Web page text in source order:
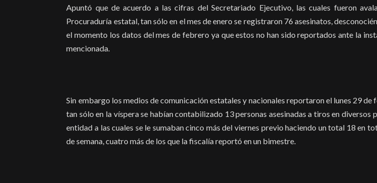
Apuntó que de acuerdo a las cifras del Secretariado Ejecutivo, las cuales fueron
Procuraduría estatal, tan sólo en el mes de enero se registraron 76 asesinatos,
el momento los datos del mes de febrero ya que estos no han sido reportados ante la
mencionada.
Sin embargo los medios de comunicación estatales y nacionales reportaron el lunes 29 de
tan sólo en la víspera se habían contabilizado 13 personas asesinadas a tiros en diversos
entidad a las cuales se le sumaban cinco más del viernes previo haciendo un total 18 en
de semana, cuatro más de los que la fiscalía reportó en un bimestre.